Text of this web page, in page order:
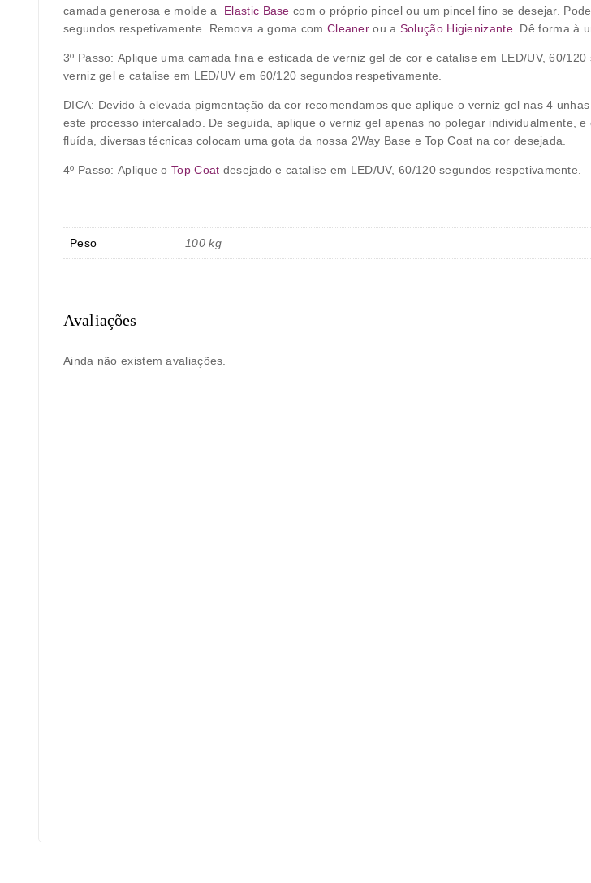
camada generosa e molde a
Elastic Base com o próprio pincel ou um pincel fino se desejar.
segundos respetivamente. Remova a goma com Cleaner ou a Solução Higienizante. Dê forma à
3º Passo: Aplique uma camada fina e esticada de verniz gel de cor e catalise em LED/UV, 60/
verniz gel e catalise em LED/UV em 60/120 segundos respetivamente.
DICA: Devido à elevada pigmentação da cor recomendamos que aplique o verniz gel nas 4
este processo intercalado. De seguida, aplique o verniz gel apenas no polegar individualmente,
fluída, diversas técnicas colocam uma gota da nossa 2Way Base e Top Coat na cor desejada.
4º Passo: Aplique oTop Coat desejado e catalise em LED/UV, 60/120 segundos respetivamente.
Peso 100 kg
Avaliações
Ainda não existem avaliações.